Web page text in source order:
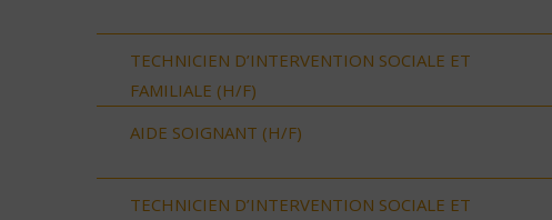
TECHNICIEN D’INTERVENTION SOCIALE ET
FAMILIALE (H/F)
AIDE SOIGNANT (H/F)
TECHNICIEN D’INTERVENTION SOCIALE ET